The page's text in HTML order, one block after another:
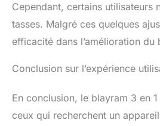
Cependant, certains utilisateurs
tasses. Malgré ces quelques
efficacité dans l’amélioration
Conclusion sur l’expérience
En conclusion, le blayram 3 en
ceux qui recherchent un